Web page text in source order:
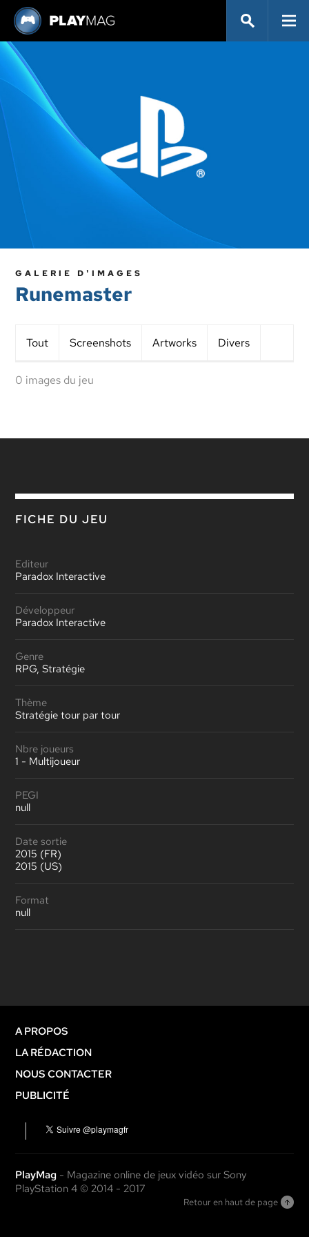
GALERIE D'IMAGES
Runemaster
Tout Screenshots Artworks Divers
0 images du jeu
FICHE DU JEU
Editeur
Paradox Interactive
Développeur
Paradox Interactive
Genre
RPG, Stratégie
Thème
Stratégie tour par tour
Nbre joueurs
1 - Multijoueur
PEGI
null
Date sortie
2015 (FR)
2015 (US)
Format
null
A PROPOS
LA RÉDACTION
NOUS CONTACTER
PUBLICITÉ
PlayMag - Magazine online de jeux vidéo sur Sony
PlayStation 4 © 2014 - 2017
Retour en haut de page